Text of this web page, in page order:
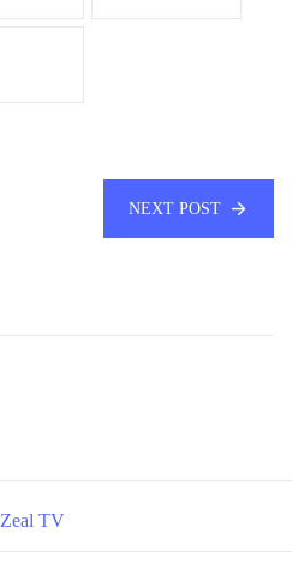
NEXT POST